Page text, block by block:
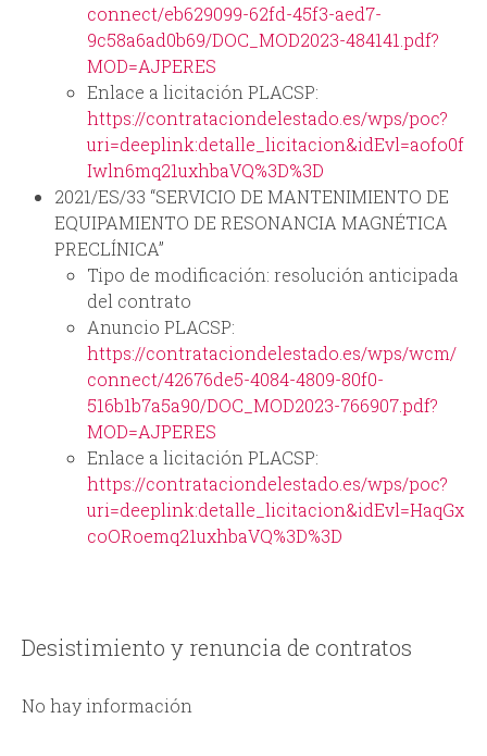
connect/eb629099-62fd-45f3-aed7-
9c58a6ad0b69/DOC_MOD2023-484141.pdf?
MOD=AJPERES
Enlace a licitación PLACSP:
https://contrataciondelestado.es/wps/poc?
uri=deeplink:detalle_licitacion&idEvl=aofo0f
Iwln6mq21uxhbaVQ%3D%3D
2021/ES/33 “SERVICIO DE MANTENIMIENTO DE
EQUIPAMIENTO DE RESONANCIA MAGNÉTICA
PRECLÍNICA”
Tipo de modificación: resolución anticipada
del contrato
Anuncio PLACSP:
https://contrataciondelestado.es/wps/wcm/
connect/42676de5-4084-4809-80f0-
516b1b7a5a90/DOC_MOD2023-766907.pdf?
MOD=AJPERES
Enlace a licitación PLACSP:
https://contrataciondelestado.es/wps/poc?
uri=deeplink:detalle_licitacion&idEvl=HaqGx
coORoemq21uxhbaVQ%3D%3D
Desistimiento y renuncia de contratos
No hay información